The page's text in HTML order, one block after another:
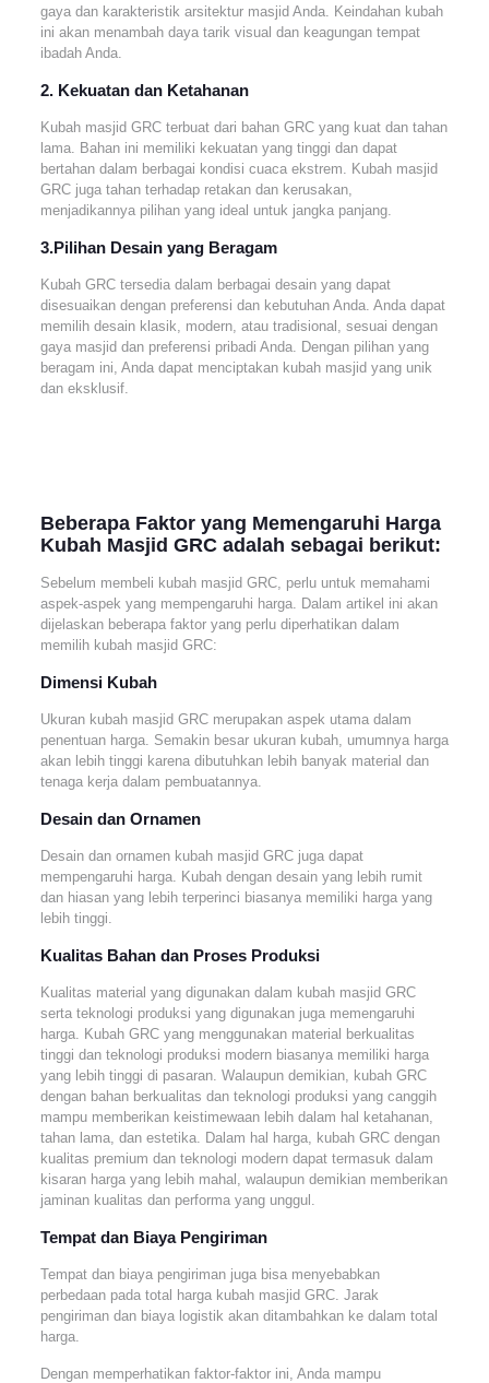
gaya dan karakteristik arsitektur masjid Anda. Keindahan kubah
ini akan menambah daya tarik visual dan keagungan tempat
ibadah Anda.
2. Kekuatan dan Ketahanan
Kubah masjid GRC terbuat dari bahan GRC yang kuat dan tahan
lama. Bahan ini memiliki kekuatan yang tinggi dan dapat
bertahan dalam berbagai kondisi cuaca ekstrem. Kubah masjid
GRC juga tahan terhadap retakan dan kerusakan,
menjadikannya pilihan yang ideal untuk jangka panjang.
3.Pilihan Desain yang Beragam
Kubah GRC tersedia dalam berbagai desain yang dapat
disesuaikan dengan preferensi dan kebutuhan Anda. Anda dapat
memilih desain klasik, modern, atau tradisional, sesuai dengan
gaya masjid dan preferensi pribadi Anda. Dengan pilihan yang
beragam ini, Anda dapat menciptakan kubah masjid yang unik
dan eksklusif.
Beberapa Faktor yang Memengaruhi Harga
Kubah Masjid GRC adalah sebagai berikut:
Sebelum membeli kubah masjid GRC, perlu untuk memahami
aspek-aspek yang mempengaruhi harga. Dalam artikel ini akan
dijelaskan beberapa faktor yang perlu diperhatikan dalam
memilih kubah masjid GRC:
Dimensi Kubah
Ukuran kubah masjid GRC merupakan aspek utama dalam
penentuan harga. Semakin besar ukuran kubah, umumnya harga
akan lebih tinggi karena dibutuhkan lebih banyak material dan
tenaga kerja dalam pembuatannya.
Desain dan Ornamen
Desain dan ornamen kubah masjid GRC juga dapat
mempengaruhi harga. Kubah dengan desain yang lebih rumit
dan hiasan yang lebih terperinci biasanya memiliki harga yang
lebih tinggi.
Kualitas Bahan dan Proses Produksi
Kualitas material yang digunakan dalam kubah masjid GRC
serta teknologi produksi yang digunakan juga memengaruhi
harga. Kubah GRC yang menggunakan material berkualitas
tinggi dan teknologi produksi modern biasanya memiliki harga
yang lebih tinggi di pasaran. Walaupun demikian, kubah GRC
dengan bahan berkualitas dan teknologi produksi yang canggih
mampu memberikan keistimewaan lebih dalam hal ketahanan,
tahan lama, dan estetika. Dalam hal harga, kubah GRC dengan
kualitas premium dan teknologi modern dapat termasuk dalam
kisaran harga yang lebih mahal, walaupun demikian memberikan
jaminan kualitas dan performa yang unggul.
Tempat dan Biaya Pengiriman
Tempat dan biaya pengiriman juga bisa menyebabkan
perbedaan pada total harga kubah masjid GRC. Jarak
pengiriman dan biaya logistik akan ditambahkan ke dalam total
harga.
Dengan memperhatikan faktor-faktor ini, Anda mampu